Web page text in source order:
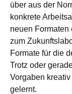
über aus der
konkrete
neuen
zum
Formate für die
Trotz oder
Vorgaben
gelernt.